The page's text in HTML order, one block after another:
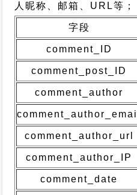
人昵称、邮箱、URL等；
字段
comment_ID
comment_post_ID
comment_author
comment_author_email
comment_author_url
comment_author_IP
comment_date